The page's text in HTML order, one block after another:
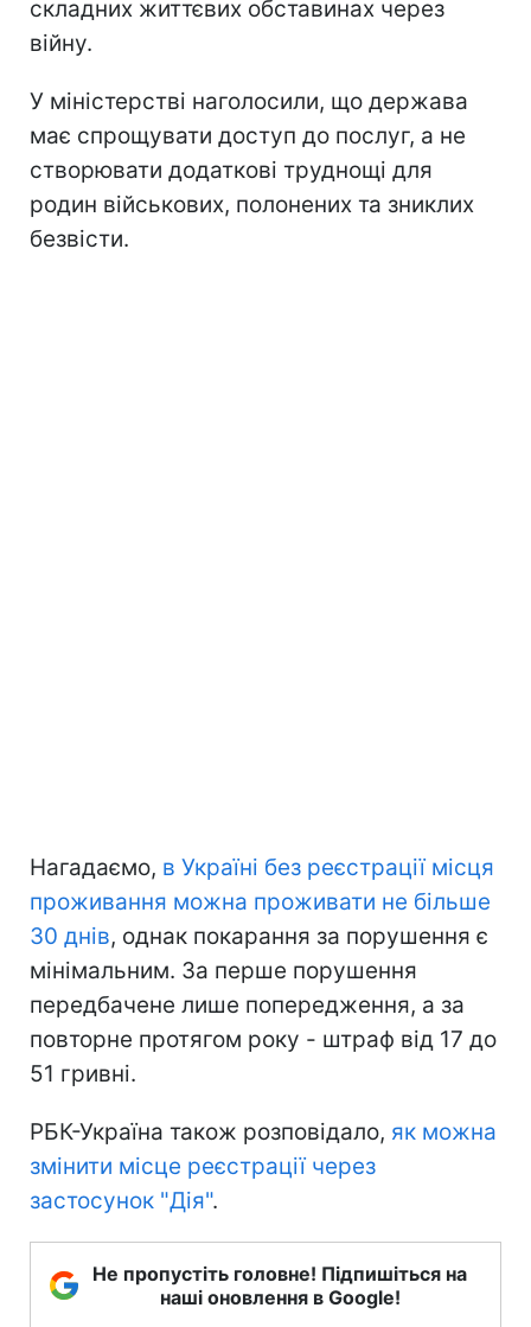
складних життєвих обставинах через
війну.
У міністерстві наголосили, що держава
має спрощувати доступ до послуг, а не
створювати додаткові труднощі для
родин військових, полонених та зниклих
безвісти.
Нагадаємо, в Україні без реєстрації місця
проживання можна проживати не більше
30 днів, однак покарання за порушення є
мінімальним. За перше порушення
передбачене лише попередження, а за
повторне протягом року - штраф від 17 до
51 гривні.
РБК-Україна також розповідало, як можна
змінити місце реєстрації через
застосунок "Дія".
Не пропустіть головне! Підпишіться на
наші оновлення в Google!